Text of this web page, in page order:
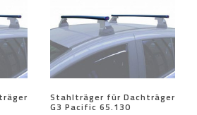
Stahlträger für Dachträger
G3 Pacific 65.130